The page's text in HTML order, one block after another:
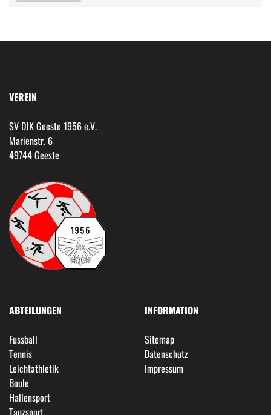
VEREIN
SV DJK Geeste 1956 e.V.
Marienstr. 6
49744 Geeste
ABTEILUNGEN
Fussball
Tennis
Leichtathletik
Boule
Hallensport
Tanzsport
INFORMATION
Sitemap
Datenschutz
Impressum